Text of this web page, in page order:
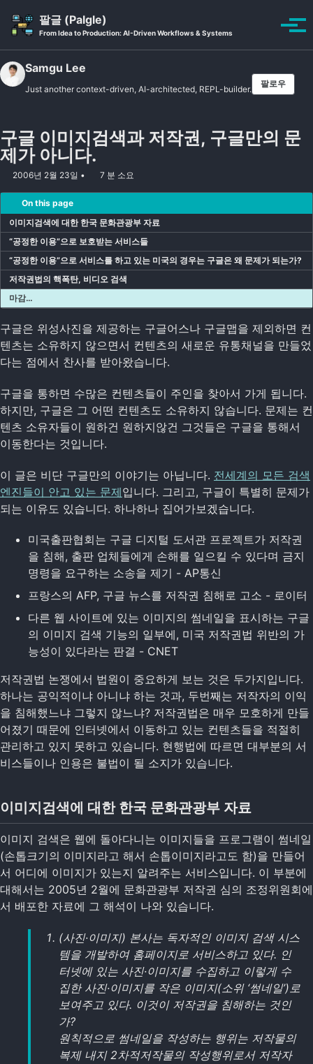
팔글 (Palgle)
From Idea to Production: AI-Driven Workflows & Systems
Toggle
토
Samgu Lee
Just another context-driven, AI-architected, REPL-builder.
팔로우
구글 이미지검색과 저작권, 구글만의 문
제가 아니다.
2006년 2월 23일 7 분 소요
On this page
이미지검색에 대한 한국 문화관광부 자료
“공정한 이용”으로 보호받는 서비스들
“공정한 이용”으로 서비스를 하고 있는 미국의 경우는 구글은 왜 문제가 되는가?
저작권법의 핵폭탄, 비디오 검색
마감…
구글은 위성사진을 제공하는 구글어스나 구글맵을 제외하면 컨
텐츠는 소유하지 않으면서 컨텐츠의 새로운 유통채널을 만들었
다는 점에서 찬사를 받아왔습니다.
구글을 통하면 수많은 컨텐츠들이 주인을 찾아서 가게 됩니다.
하지만, 구글은 그 어떤 컨텐츠도 소유하지 않습니다. 문제는 컨
텐츠 소유자들이 원하건 원하지않건 그것들은 구글을 통해서
이동한다는 것입니다.
이 글은 비단 구글만의 이야기는 아닙니다. 전세계의 모든 검색
엔진들이 안고 있는 문제입니다. 그리고, 구글이 특별히 문제가
되는 이유도 있습니다. 하나하나 집어가보겠습니다.
미국출판협회는 구글 디지털 도서관 프로젝트가 저작권
을 침해, 출판 업체들에게 손해를 일으킬 수 있다며 금지
명령을 요구하는 소송을 제기 - AP통신
프랑스의 AFP, 구글 뉴스를 저작권 침해로 고소 - 로이터
다른 웹 사이트에 있는 이미지의 썸네일을 표시하는 구글
의 이미지 검색 기능의 일부에, 미국 저작권법 위반의 가
능성이 있다라는 판결 - CNET
저작권법 논쟁에서 법원이 중요하게 보는 것은 두가지입니다.
하나는 공익적이냐 아니냐 하는 것과, 두번째는 저작자의 이익
을 침해했느냐 그렇지 않느냐? 저작권법은 매우 모호하게 만들
어졌기 때문에 인터넷에서 이동하고 있는 컨텐츠들을 적절히
관리하고 있지 못하고 있습니다. 현행법에 따르면 대부분의 서
비스들이나 인용은 불법이 될 소지가 있습니다.
이미지검색에 대한 한국 문화관광부 자료
이미지 검색은 웹에 돌아다니는 이미지들을 프로그램이 썸네일
(손톱크기의 이미지라고 해서 손톱이미지라고도 함)을 만들어
서 어디에 이미지가 있는지 알려주는 서비스입니다. 이 부분에
대해서는 2005년 2월에 문화관광부 저작권 심의 조정위원회에
서 배포한 자료에 그 해석이 나와 있습니다.
(사진·이미지) 본사는 독자적인 이미지 검색 시스
템을 개발하여 홈페이지로 서비스하고 있다. 인
터넷에 있는 사진·이미지를 수집하고 이렇게 수
집한 사진·이미지를 작은 이미지(소위 ‘썸네일’)로
보여주고 있다. 이것이 저작권을 침해하는 것인
가?
원칙적으로 썸네일을 작성하는 행위는 저작물의
복제 내지 2차적저작물의 작성행위로서 저작자